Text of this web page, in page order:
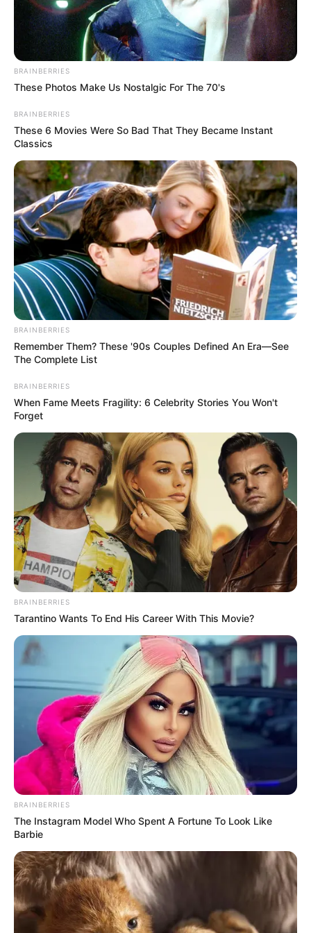
PRONOSTIC QUINTÉ PRIX HERA 10-10-2025
PRONOSTIC QUINTÉ PRESSE PMU et bruits
d’écuries du jour à VINCENNES dans le PRIX
HERA 10 Octobre 2025
PRONOSTIC QUINTÉ du jour dans la réunion n°1 sur
l’hippodrome de VINCENNES – PRIX HERA.
Le Quinté du jour ce sont 14 Partants au départ de ce
Tiercé Quinté.
les Astro Gagnants des jours précédents.****
PRONOSTIC QUINTÉ de la Base Prono, Bruit
d’écurie et coup de Poker pour un couplé ou
2sur4 dans le PRIX HERA
Notre Base Quinté:
Notre Coup de Poker:2 HILTON DU HOULET
Quinté PRIX HERA à Vincennes : Un Quinté+
ouvert et passionnant sur la grande piste
de Vincennes
BRAINBERRIES
These Photos Make Us Nostalgic For The 70's
BRAINBERRIES
These 6 Movies Were So Bad That They Became Instant
Classics
BRAINBERRIES
Remember Them? These '90s Couples Defined An Era—See
The Complete List
BRAINBERRIES
When Fame Meets Fragility: 6 Celebrity Stories You Won't
Forget
BRAINBERRIES
Tarantino Wants To End His Career With This Movie?
BRAINBERRIES
The Instagram Model Who Spent A Fortune To Look Like
Barbie